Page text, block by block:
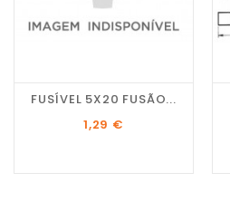
FUSÍVEL 5X20 FUSÃO...
Preço
1,29 €